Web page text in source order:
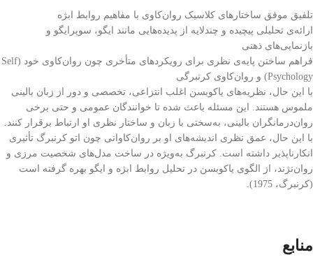
تلفیق موفق ساختارهای کلاسیک روان‌کاوی با مفاهیم روابط ابژه
ارائه‌ی تحلیلی پیچیده و چندلایه از پدیده‌هایی مانند ایگو، سوپرایگو و
بازنمایی‌های ذهنی
فراهم ساختن پایه‌ی نظری برای رویکردهای متأخری چون روان‌کاوی خود (Self
Psychology) و روان‌کاوی کرنبرگی
با این حال، نظریه‌های یاکوبسن اغلب انتزاعی، تخصصی و دور از زبان بالینی
ملموس هستند. این مسئله باعث شده تا خوانندگان عمومی و حتی برخی
روان‌درمانگران بالینی، به‌سختی با زبان و ساختار نظری او ارتباط برقرار کنند.
با این حال، عمق نظری اندیشه‌های او بر روان‌کاوانی چون اتو کرنبرگ تأثیری
انکارناپذیر داشته است. کرنبرگ به‌ویژه در ساخت مدل‌های شخصیت مرزی و
روان‌نژند، از الگوی یاکوبسن در تحلیل روابط ابژه و ایگو بهره گرفته است
(کرنبرگ، 1975).
منابع